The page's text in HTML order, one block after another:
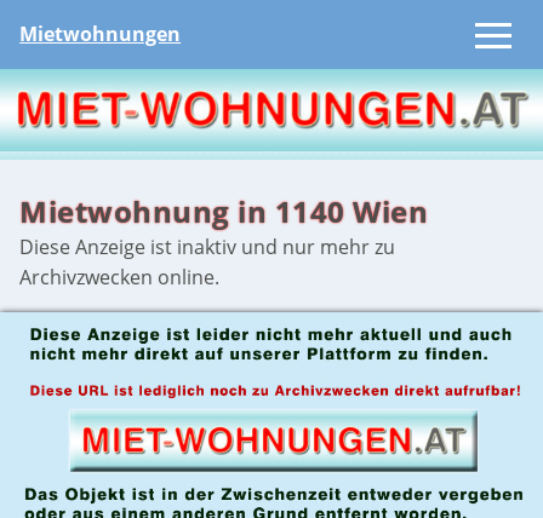
Mietwohnungen
Mietwohnung in 1140 Wien
Diese Anzeige ist inaktiv und nur mehr zu
Archivzwecken online.